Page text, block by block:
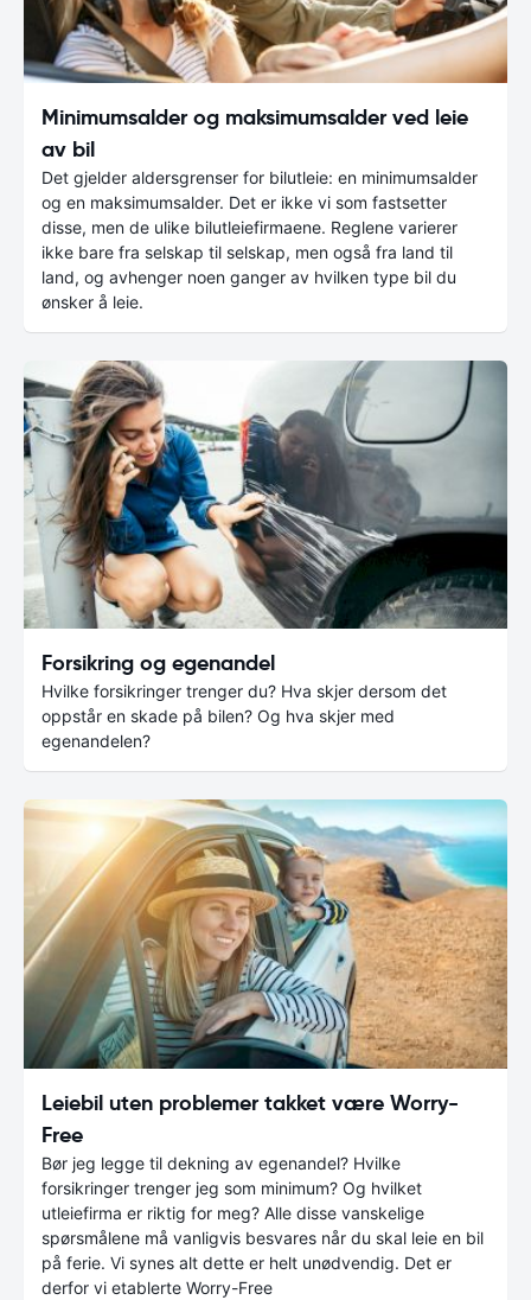
Minimumsalder og maksimumsalder ved leie
av bil
Det gjelder aldersgrenser for bilutleie: en minimumsalder
og en maksimumsalder. Det er ikke vi som fastsetter
disse, men de ulike bilutleiefirmaene. Reglene varierer
ikke bare fra selskap til selskap, men også fra land til
land, og avhenger noen ganger av hvilken type bil du
ønsker å leie.
Forsikring og egenandel
Hvilke forsikringer trenger du? Hva skjer dersom det
oppstår en skade på bilen? Og hva skjer med
egenandelen?
Leiebil uten problemer takket være Worry-
Free
Bør jeg legge til dekning av egenandel? Hvilke
forsikringer trenger jeg som minimum? Og hvilket
utleiefirma er riktig for meg? Alle disse vanskelige
spørsmålene må vanligvis besvares når du skal leie en bil
på ferie. Vi synes alt dette er helt unødvendig. Det er
derfor vi etablerte Worry-Free